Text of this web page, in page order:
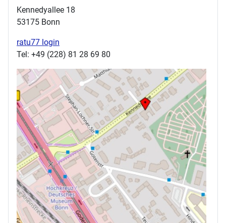
Kennedyallee 18
53175 Bonn
ratu77 login
Tel: +49 (228) 81 28 69 80